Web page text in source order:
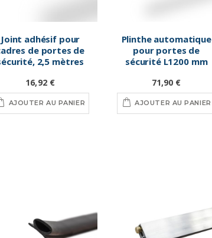
Joint adhésif pour
de portes de
2,5 mètres
16,92 €
AJOUTER AU PANIER
Plinthe automatique
pour portes de
sécurité L1200 mm
71,90 €
AJOUTER AU PANIER